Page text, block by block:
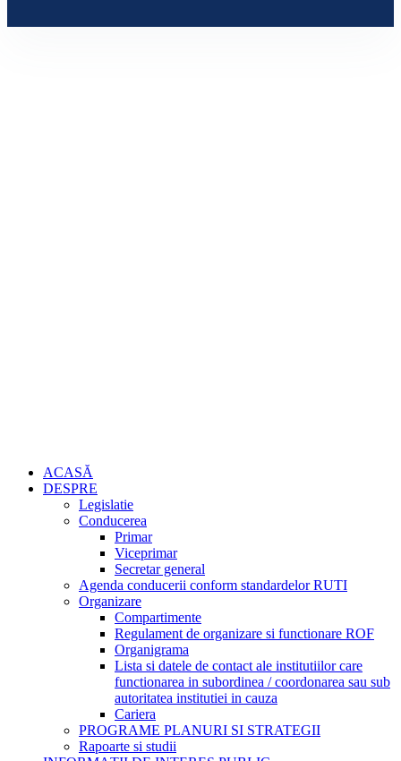
ACASĂ
DESPRE
Legislatie
Conducerea
Primar
Viceprimar
Secretar general
Agenda conducerii conform standardelor RUTI
Organizare
Compartimente
Regulament de organizare si functionare ROF
Organigrama
Lista si datele de contact ale institutiilor care
functionarea in subordinea / coordonarea sau sub
autoritatea institutiei in cauza
Cariera
PROGRAME PLANURI SI STRATEGII
Rapoarte si studii